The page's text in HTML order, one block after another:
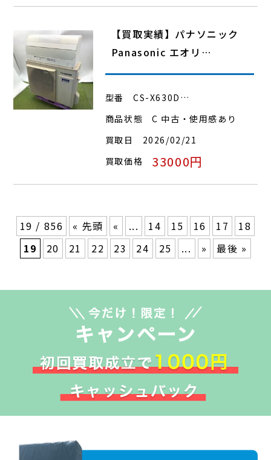
【買取実績】パナソニック
Panasonic エオリ…
型番
CS-X630D…
商品状態
C 中古・使用感あり
買取日
2026/02/21
買取価格
33000円
19 / 856 « 先頭 « ... 14 15 16 17
18
19
20 21 22 23 24 25 ... » 最後 »